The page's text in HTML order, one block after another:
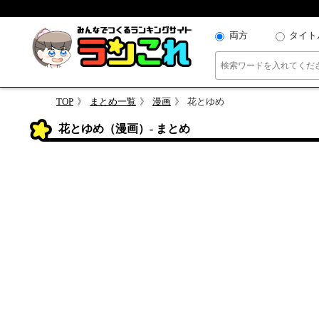
両方 タイト
TOP まとめ一覧 漫画 花とゆめ
花とゆめ（漫画）- まとめ